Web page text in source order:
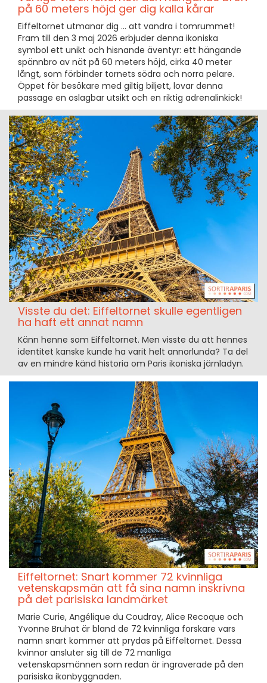
på 60 meters höjd ger dig kalla kårar
Eiffeltornet utmanar dig ... att vandra i tomrummet!
Fram till den 3 maj 2026 erbjuder denna ikoniska
symbol ett unikt och hisnande äventyr: ett hängande
spännbro av nät på 60 meters höjd, cirka 40 meter
långt, som förbinder tornets södra och norra pelare.
Öppet för besökare med giltig biljett, lovar denna
passage en oslagbar utsikt och en riktig adrenalinkick!
Visste du det: Eiffeltornet skulle egentligen
ha haft ett annat namn
Känn henne som Eiffeltornet. Men visste du att hennes
identitet kanske kunde ha varit helt annorlunda? Ta del
av en mindre känd historia om Paris ikoniska järnladyn.
Eiffeltornet: Snart kommer 72 kvinnliga
vetenskapsmän att få sina namn inskrivna
på det parisiska landmärket
Marie Curie, Angélique du Coudray, Alice Recoque och
Yvonne Bruhat är bland de 72 kvinnliga forskare vars
namn snart kommer att prydas på Eiffeltornet. Dessa
kvinnor ansluter sig till de 72 manliga
vetenskapsmännen som redan är ingraverade på den
parisiska ikonbyggnaden.